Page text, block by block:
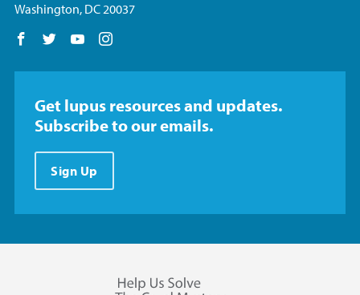
Washington, DC 20037
Follow us on Facebook
Follow us on Twitter
Follow us on YouTube
Get lupus resources and updates.
Subscribe to our emails.
Sign Up